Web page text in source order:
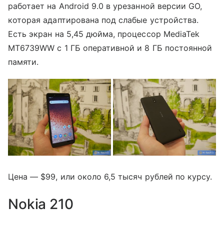
работает на Android 9.0 в урезанной версии GO,
которая адаптирована под слабые устройства.
Есть экран на 5,45 дюйма, процессор MediaTek
MT6739WW с 1 ГБ оперативной и 8 ГБ постоянной
памяти.
Цена — $99, или около 6,5 тысяч рублей по курсу.
Nokia 210